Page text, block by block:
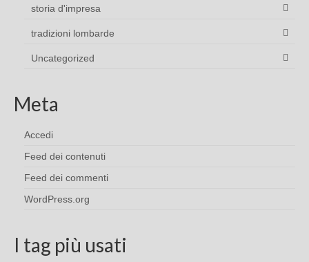
storia d'impresa
tradizioni lombarde
Uncategorized
Meta
Accedi
Feed dei contenuti
Feed dei commenti
WordPress.org
I tag più usati